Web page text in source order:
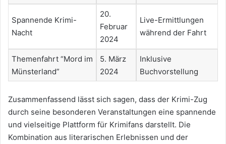
Spannende Krimi-
Nacht
20.
Februar
2024
Live-Ermittlungen
während der Fahrt
Themenfahrt “Mord im
Münsterland”
5. März
2024
Inklusive
Buchvorstellung
Zusammenfassend lässt sich sagen, dass der Krimi-Zug
durch seine besonderen Veranstaltungen eine spannende
und vielseitige Plattform für Krimifans darstellt. Die
Kombination aus literarischen Erlebnissen und der